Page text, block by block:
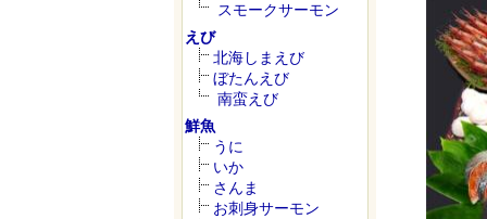
スモークサーモン
えび
北海しまえび
ぼたんえび
南蛮えび
鮮魚
うに
いか
さんま
お刺身サーモン